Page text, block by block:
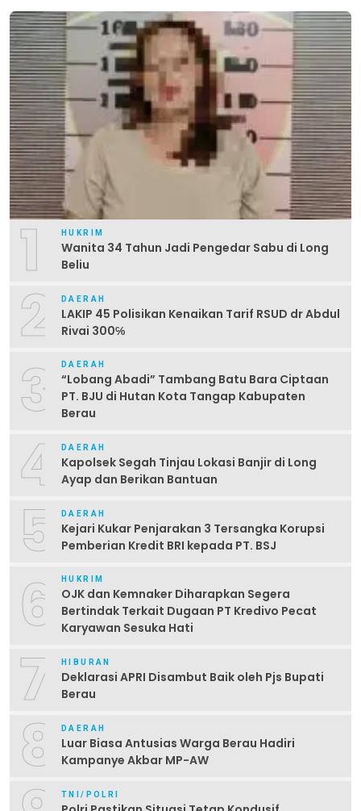
1 HUKRIM
Wanita 34 Tahun Jadi Pengedar Sabu di Long
Beliu
2 DAERAH
LAKIP 45 Polisikan Kenaikan Tarif RSUD dr Abdul
Rivai 300℅
3 DAERAH
“Lobang Abadi” Tambang Batu Bara Ciptaan
PT. BJU di Hutan Kota Tangap Kabupaten
Berau
4 DAERAH
Kapolsek Segah Tinjau Lokasi Banjir di Long
Ayap dan Berikan Bantuan
5 DAERAH
Kejari Kukar Penjarakan 3 Tersangka Korupsi
Pemberian Kredit BRI kepada PT. BSJ
6 HUKRIM
OJK dan Kemnaker Diharapkan Segera
Bertindak Terkait Dugaan PT Kredivo Pecat
Karyawan Sesuka Hati
7 HIBURAN
Deklarasi APRI Disambut Baik oleh Pjs Bupati
Berau
8 DAERAH
Luar Biasa Antusias Warga Berau Hadiri
Kampanye Akbar MP-AW
TNI/POLRI